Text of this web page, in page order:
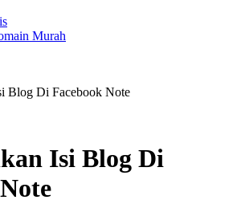
Murah
Blog Di Facebook Note
Isi Blog Di